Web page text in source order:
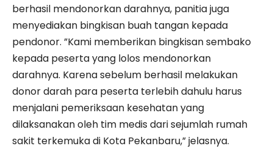
berhasil mendonorkan darahnya, panitia juga
menyediakan bingkisan buah tangan kepada
pendonor. ”Kami memberikan bingkisan sembako
kepada peserta yang lolos mendonorkan
darahnya. Karena sebelum berhasil melakukan
donor darah para peserta terlebih dahulu harus
menjalani pemeriksaan kesehatan yang
dilaksanakan oleh tim medis dari sejumlah rumah
sakit terkemuka di Kota Pekanbaru,” jelasnya.